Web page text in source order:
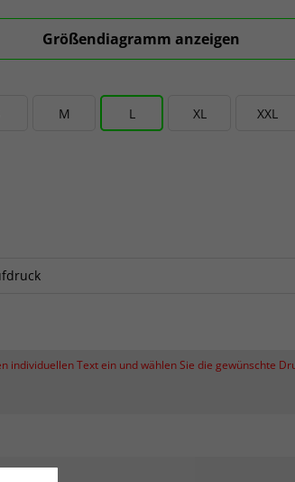
Größendiagramm anzeigen
M L XL XXL
individuellen Text ein und wählen Sie die gewünschte